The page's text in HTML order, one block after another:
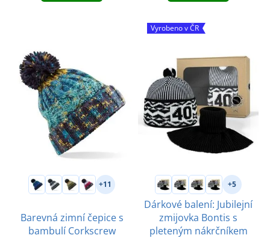
+11
Barevná zimní čepice s
bambulí Corkscrew
Vyrobeno v ČR
+5
Dárkové balení: Jubilejní
zmijovka Bontis s
pleteným nákrčníkem